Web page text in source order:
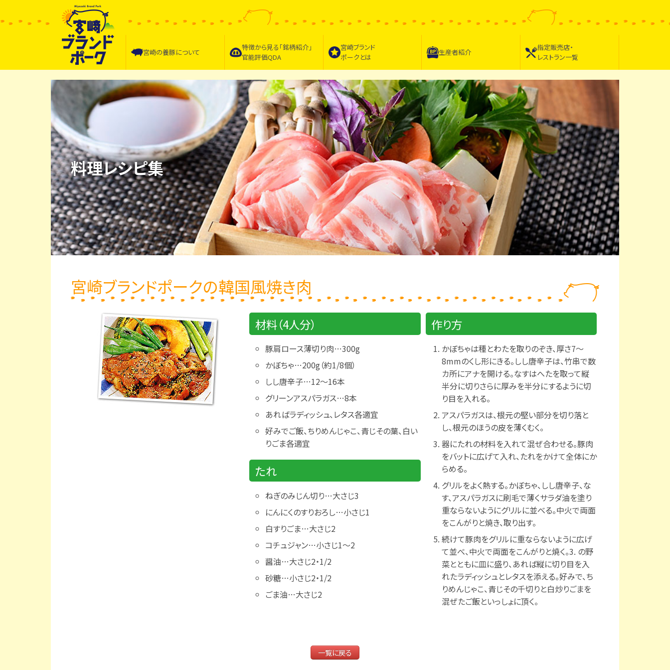
宮崎の養豚について
特徴から見る｢銘柄紹介｣
官能評価QDA
宮崎ブランド
ポークとは
生産者紹介
指定販売店・
レストラン一覧
料理レシピ集
宮崎ブランドポークの韓国風焼き肉
材料（4人分）
豚肩ロース薄切り肉…300g
かぼちゃ…200g（約1/8個）
しし唐辛子…12～16本
グリーンアスパラガス…8本
あればラディッシュ、レタス各適宜
好みでご飯、ちりめんじゃこ、青じその葉、白い
りごま各適宜
たれ
ねぎのみじん切り…大さじ3
にんにくのすりおろし…小さじ1
白すりごま…大さじ2
コチュジャン…小さじ1～2
醤油…大さじ2・1/2
砂糖…小さじ2・1/2
ごま油…大さじ2
作り方
かぼちゃは種とわたを取りのぞき、厚さ7～
8mmのくし形にきる。しし唐辛子は、竹串で数
カ所にアナを開ける。なすはへたを取って縦
半分に切りさらに厚みを半分にするように切
り目を入れる。
アスパラガスは、根元の堅い部分を切り落と
し、根元のほうの皮を薄くむく。
器にたれの材料を入れて混ぜ合わせる。豚肉
をバットに広げて入れ、たれをかけて全体にか
らめる。
グリルをよく熱する。かぼちゃ、しし唐辛子、な
す、アスパラガスに刷毛で薄くサラダ油を塗り
重ならないようにグリルに並べる。中火で両面
をこんがりと焼き、取り出す。
続けて豚肉をグリルに重ならないように広げ
て並べ、中火で両面をこんがりと焼く。3. の野
菜とともに皿に盛り、あれば縦に切り目を入
れたラディッシュとレタスを添える。好みで、ち
りめんじゃこ、青じその千切りと白炒りごまを
混ぜたご飯といっしょに頂く。
一覧に戻る